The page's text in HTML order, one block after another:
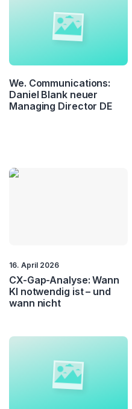
We. Communications:
Daniel Blank neuer
Managing Director DE
16. April 2026
CX-Gap-Analyse: Wann
KI notwendig ist – und
wann nicht